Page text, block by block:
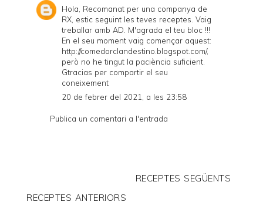
Hola, Recomanat per una companya de
RX, estic seguint les teves receptes. Vaig
treballar amb AD. M'agrada el teu bloc !!!
En el seu moment vaig començar aquest:
http://comedorclandestino.blogspot.com/,
però no he tingut la paciència suficient.
Gtracias per compartir el seu
coneixement
20 de febrer del 2021, a les 23:58
Publica un comentari a l'entrada
RECEPTES SEGÜENTS
RECEPTES ANTERIORS